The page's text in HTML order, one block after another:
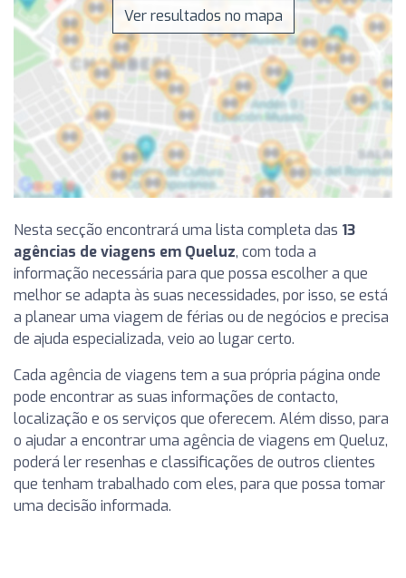
Ver resultados no mapa
Nesta secção encontrará uma lista completa das 13
agências de viagens em Queluz, com toda a
informação necessária para que possa escolher a que
melhor se adapta às suas necessidades, por isso, se está
a planear uma viagem de férias ou de negócios e precisa
de ajuda especializada, veio ao lugar certo.
Cada agência de viagens tem a sua própria página onde
pode encontrar as suas informações de contacto,
localização e os serviços que oferecem. Além disso, para
o ajudar a encontrar uma agência de viagens em Queluz,
poderá ler resenhas e classificações de outros clientes
que tenham trabalhado com eles, para que possa tomar
uma decisão informada.